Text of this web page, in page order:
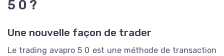
5 0 ?
Une nouvelle façon de trader
Le trading avapro 5 0 est une méthode de transaction